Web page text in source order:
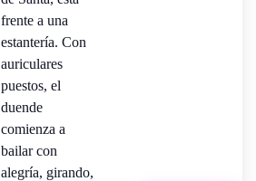
frente a una
estantería. Con
auriculares
puestos, el
duende
comienza a
bailar con
alegría, girando,